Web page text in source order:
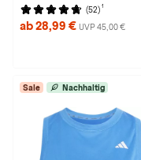
(52) 1
ab 28,99 € UVP 45,00 €
Sale Nachhaltig